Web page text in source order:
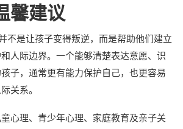
馨建议
不是让孩子变得叛逆，而是帮助他们建立
人际边界。一个能够清楚表达意愿、识
子，通常更有能力保护自己，也更容易
关系。
心理、青少年心理、家庭教育及亲子关